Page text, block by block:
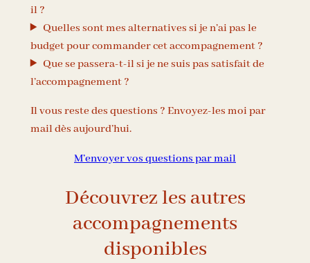
il ?
Quelles sont mes alternatives si je n’ai pas le
budget pour commander cet accompagnement ?
Que se passera-t-il si je ne suis pas satisfait de
l’accompagnement ?
Il vous reste des questions ? Envoyez-les moi par
mail dès aujourd’hui.
M’envoyer vos questions par mail
Découvrez les autres
accompagnements
disponibles